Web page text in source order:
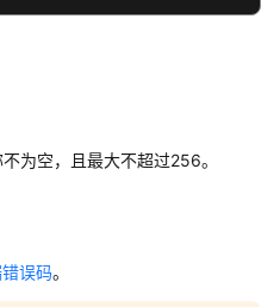
为空，且最大不超过256。
误码。